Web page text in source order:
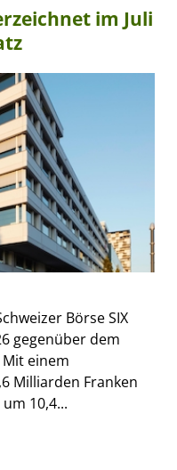
im Juli
Börse SIX
gegenüber dem
einem
Milliarden Franken
10,4...